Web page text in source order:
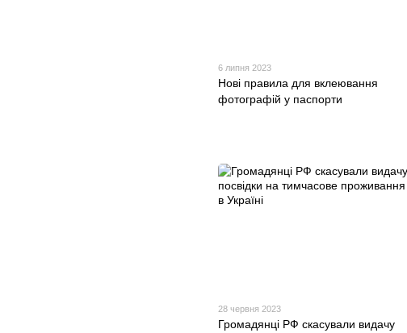
6 липня 2023
Нові правила для вклеювання
фотографій у паспорти
28 червня 2023
Громадянці РФ скасували видачу